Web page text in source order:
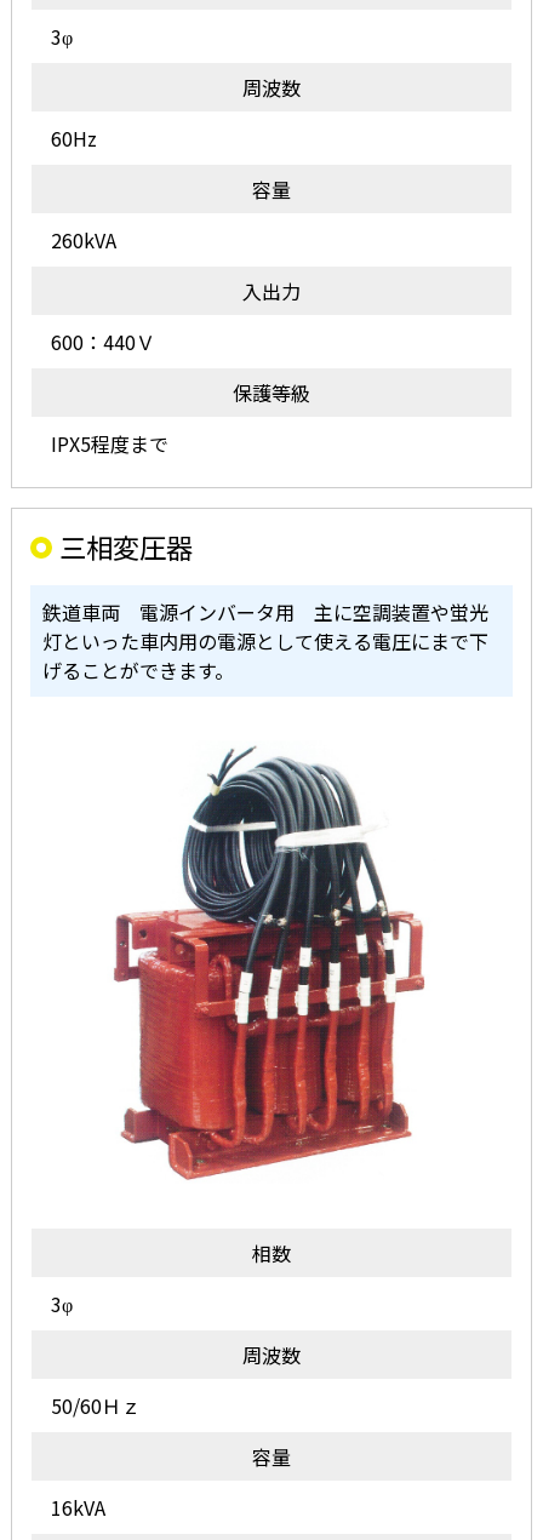
3φ
周波数
60Hz
容量
260kVA
入出力
600：440Ｖ
保護等級
IPX5程度まで
三相変圧器
鉄道車両 電源インバータ用 主に空調装置や蛍光
灯といった車内用の電源として使える電圧にまで下
げることができます。
相数
3φ
周波数
50/60Ｈｚ
容量
16kVA